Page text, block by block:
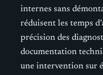
internes sans
réduisent les temps
précision des
documentation
une intervention sur